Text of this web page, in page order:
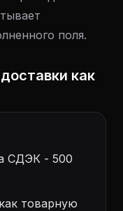
поля.
как
СДЭК - 500
товарную